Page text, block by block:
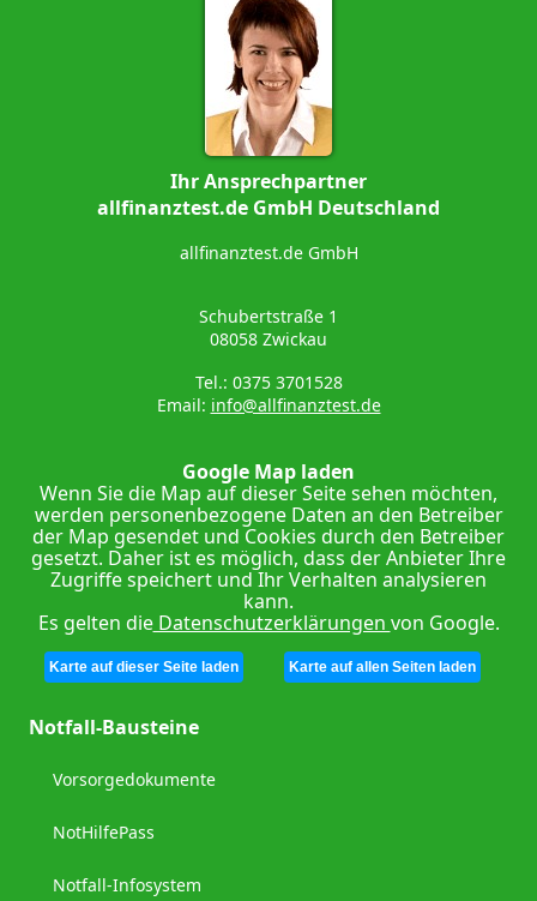
Ihr Ansprechpartner
allfinanztest.de GmbH Deutschland
allfinanztest.de GmbH
Schubertstraße 1
08058 Zwickau
Tel.: 0375 3701528
Email: info@allfinanztest.de
Google Map laden
Wenn Sie die Map auf dieser Seite sehen möchten,
werden personenbezogene Daten an den Betreiber
der Map gesendet und Cookies durch den Betreiber
gesetzt. Daher ist es möglich, dass der Anbieter Ihre
Zugriffe speichert und Ihr Verhalten analysieren
kann.
Es gelten dieDatenschutzerklärungen von Google.
Karte auf dieser Seite laden Karte auf allen Seiten laden
Notfall-Bausteine
Vorsorgedokumente
NotHilfePass
Notfall-Infosystem